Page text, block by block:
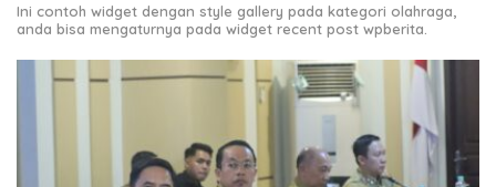
Ini contoh widget dengan style gallery pada kategori olahraga,
anda bisa mengaturnya pada widget recent post wpberita.